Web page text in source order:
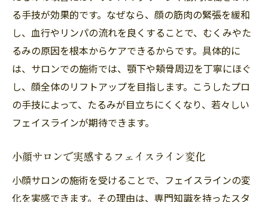
る手技が効果的です。なぜなら、顔の筋肉の緊張を緩和
し、血行やリンパの流れを良くすることで、むくみやた
るみの原因を根本からケアできるからです。具体的に
は、サロンでの施術では、顎下や頬骨周辺を丁寧にほぐ
し、顔全体のリフトアップを目指します。こうしたプロ
の手技によって、たるみが目立ちにくくなり、若々しい
フェイスラインが期待できます。
小顔サロンで実感するフェイスライン変化
小顔サロンの施術を受けることで、フェイスラインの変
化を実感できます。その理由は、専門知識を持ったスタ